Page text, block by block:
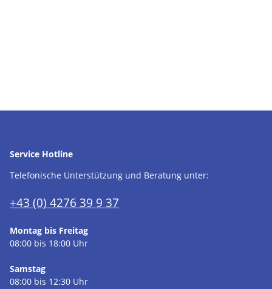
Service Hotline
Telefonische Unterstützung und Beratung unter:
+43 (0) 4276 39 9 37
Montag bis Freitag
08:00 bis 18:00 Uhr
Samstag
08:00 bis 12:30 Uhr